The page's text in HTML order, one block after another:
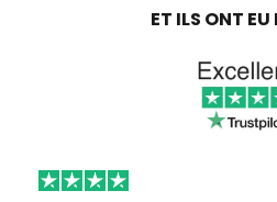
ET ILS ONT